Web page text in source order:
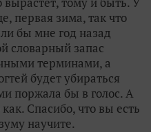
первая зима, так что
бы мне год назад
словарный запас
терминами, а
будет убираться
поржала бы в голос. А
Спасибо, что вы есть
научите.